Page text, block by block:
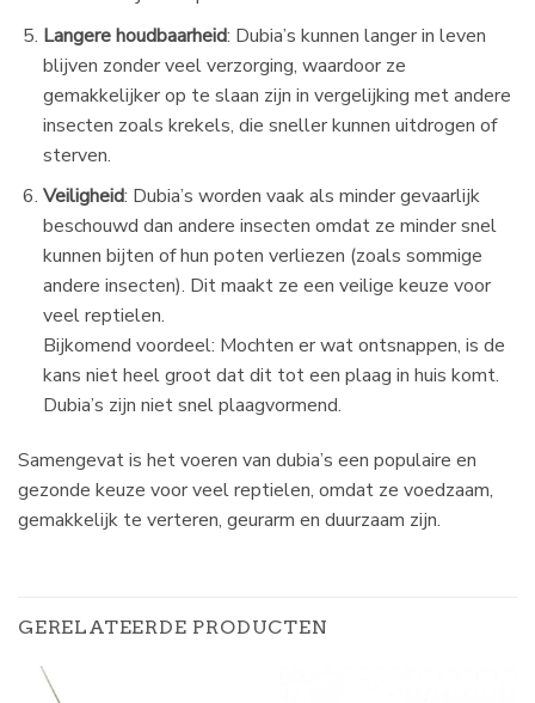
Langere houdbaarheid: Dubia’s kunnen langer in leven
blijven zonder veel verzorging, waardoor ze
gemakkelijker op te slaan zijn in vergelijking met andere
insecten zoals krekels, die sneller kunnen uitdrogen of
sterven.
Veiligheid: Dubia’s worden vaak als minder gevaarlijk
beschouwd dan andere insecten omdat ze minder snel
kunnen bijten of hun poten verliezen (zoals sommige
andere insecten). Dit maakt ze een veilige keuze voor
veel reptielen.
Bijkomend voordeel: Mochten er wat ontsnappen, is de
kans niet heel groot dat dit tot een plaag in huis komt.
Dubia’s zijn niet snel plaagvormend.
Samengevat is het voeren van dubia’s een populaire en
gezonde keuze voor veel reptielen, omdat ze voedzaam,
gemakkelijk te verteren, geurarm en duurzaam zijn.
GERELATEERDE PRODUCTEN